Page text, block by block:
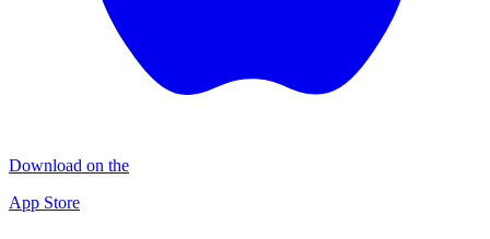
Download on the
App Store